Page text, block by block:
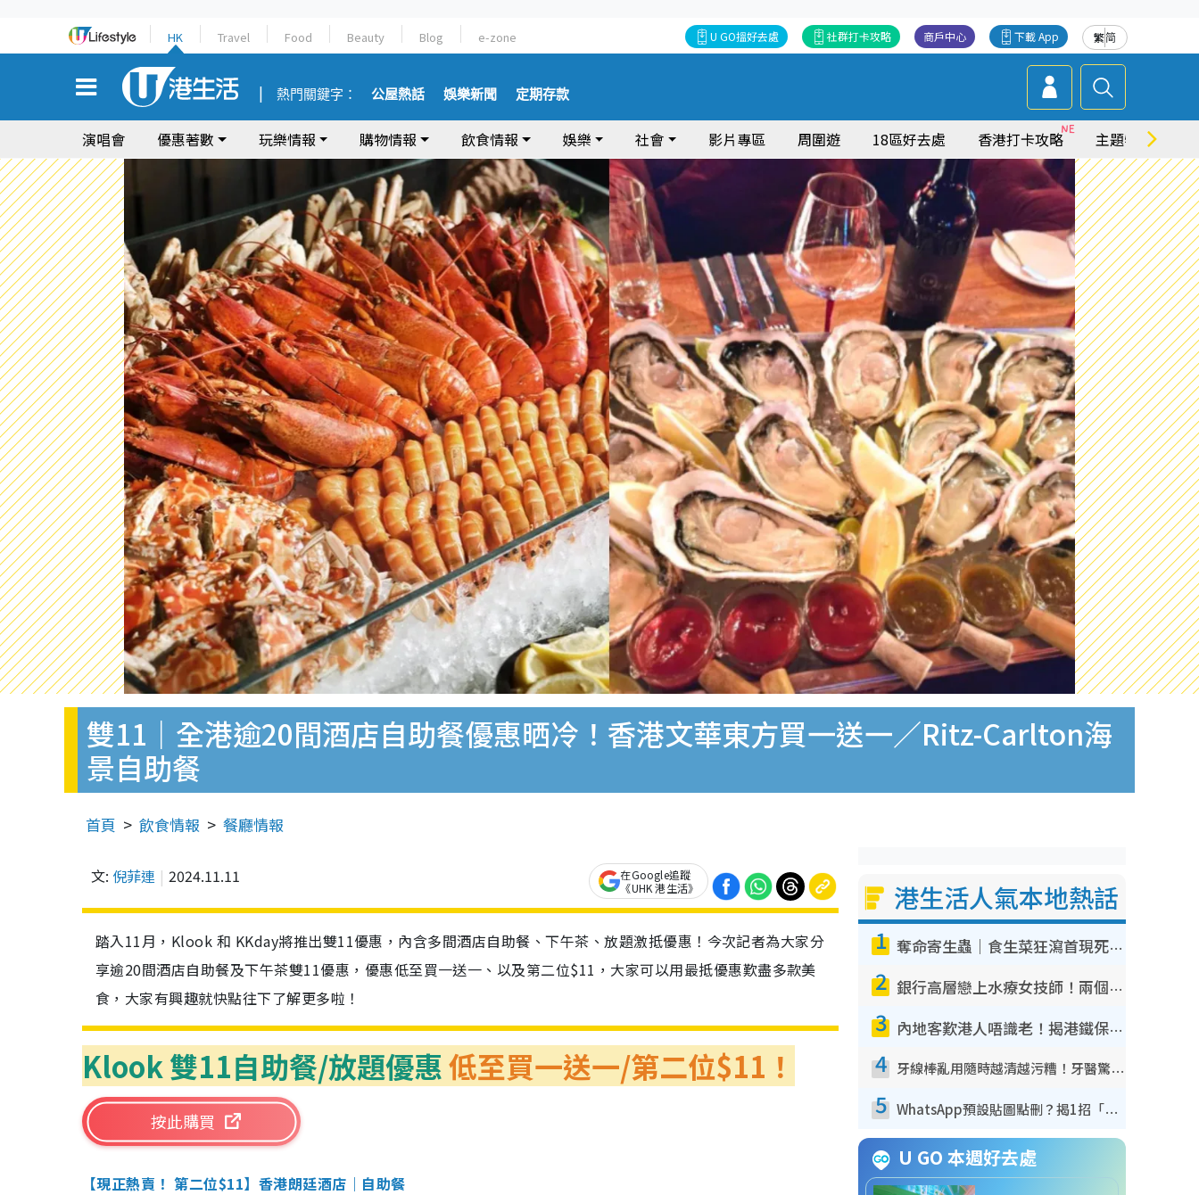
HK Travel Food Beauty Blog e-zone 繁简
下載 App
商戶中心
社群打卡攻略
U GO搵好去處
熱門關鍵字： 公屋熱話 娛樂新聞 定期存款
演唱會 優惠著數 玩樂情報 購物情報 飲食情報 娛樂 社會 影片專區 周圍遊 18區好去處 香港打卡攻略 主題特集
雙11｜全港逾20間酒店自助餐優惠晒冷！香港文華東方買一送一／Ritz-Carlton海
景自助餐
首頁 飲食情報 餐廳情報
文: 倪菲連 2024.11.11
在Google追蹤
《UHK 港生活》
踏入11月，Klook 和 KKday將推出雙11優惠，內含多間酒店自助餐、下午茶、放題激抵優惠！今次記者為大家分
享逾20間酒店自助餐及下午茶雙11優惠，優惠低至買一送一、以及第二位$11，大家可以用最抵優惠歎盡多款美
食，大家有興趣就快點往下了解更多啦！
Klook 雙11自助餐/放題優惠低至買一送一/第二位$11！
按此購買
【現正熱賣！ 第二位$11】香港朗廷酒店｜自助餐
港生活人氣本地熱話
1 奪命寄生蟲｜食生菜狂瀉首現死者！疫潮惡化錄1.8萬宗病例 揭洗菜3大謬誤
2 銀行高層戀上水療女技師！兩個月借128萬驚覺「沉船」沉落火海 揭背後疑似邪教操控賣淫
3 內地客歎港人唔識老！揭港鐵保鮮級冷氣 港人求放過：咪投訴
4 牙線棒亂用隨時越清越污糟！牙醫驚揭盲目過戶細菌恐致蛀牙：呢種先係日常真保養
5 WhatsApp預設貼圖點刪？揭1招「反向操作」還原簡潔介面 附3步實測教學
U GO 本週好去處